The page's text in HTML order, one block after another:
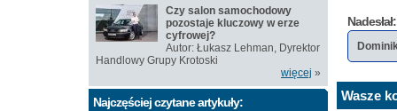
Nadesłał:
Wasze
Czy salon samochodowy
pozostaje kluczowy w erze
cyfrowej?
Autor: Łukasz Lehman, Dyrektor
Handlowy Grupy Krotoski
więcej »
Najczęściej czytane artykuły: